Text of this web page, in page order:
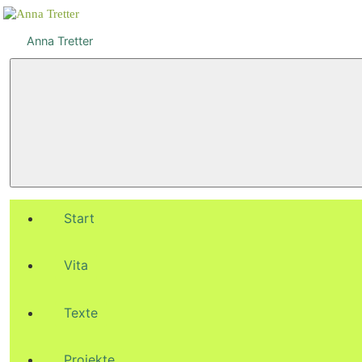
Zum
springen
Anna Tretter
Start
Vita
Texte